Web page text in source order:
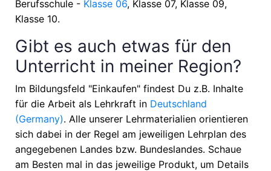
Berufsschule - Klasse 06, Klasse 07, Klasse 09,
Klasse 10.
Gibt es auch etwas für den
Unterricht in meiner Region?
Im Bildungsfeld "Einkaufen" findest Du z.B. Inhalte
für die Arbeit als Lehrkraft in Deutschland
(Germany). Alle unserer Lehrmaterialien orientieren
sich dabei in der Regel am jeweiligen Lehrplan des
angegebenen Landes bzw. Bundeslandes. Schaue
am Besten mal in das jeweilige Produkt, um Details